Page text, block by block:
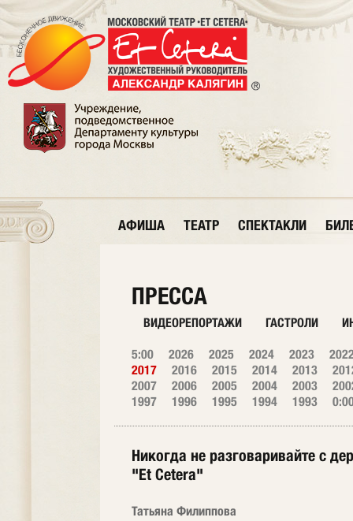
АФИША ТЕАТР СПЕКТАКЛИ
ПРЕССА
ВИДЕОРЕПОРТАЖИ ГАСТРОЛИ
5:00 2026 2025 2024 2023
2017
2016 2015 2014 2013
2007
2006 2005 2004 2003
1997
1996 1995 1994 1993
Никогда не разговаривайте с
"Et Cetera"
Татьяна Филиппова